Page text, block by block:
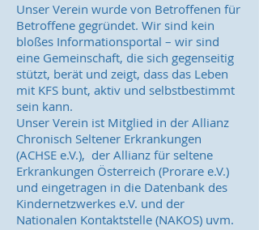
Unser Verein wurde von Betroffenen für
Betroffene gegründet. Wir sind kein
bloßes Informationsportal – wir sind
eine Gemeinschaft, die sich gegenseitig
stützt, berät und zeigt, dass das Leben
mit KFS bunt, aktiv und selbstbestimmt
sein kann.
Unser Verein ist Mitglied in der Allianz
Chronisch Seltener Erkrankungen
(ACHSE e.V.), der Allianz für seltene
Erkrankungen Österreich (Prorare e.V.)
und eingetragen in die Datenbank des
Kindernetzwerkes e.V. und der
Nationalen Kontaktstelle (NAKOS) uvm.